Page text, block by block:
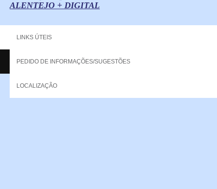
ALENTEJO + DIGITAL
LINKS ÚTEIS
PEDIDO DE INFORMAÇÕES/SUGESTÕES
LOCALIZAÇÃO
Copyright - 2013 NERPOR. All rights reserved.